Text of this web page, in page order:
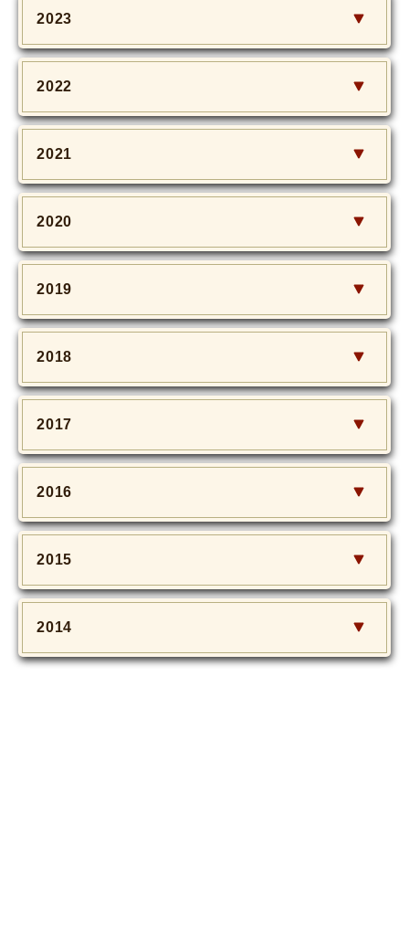
2023
2022
2021
2020
2019
2018
2017
2016
2015
2014